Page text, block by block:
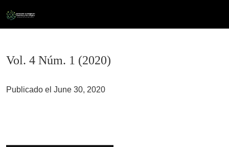
Vol. 4 Núm. 1 (2020)
Publicado el June 30, 2020